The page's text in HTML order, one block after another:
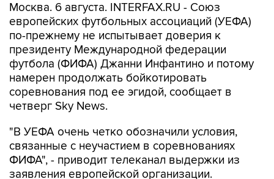
Москва. 6 августа. INTERFAX.RU - Союз
европейских футбольных ассоциаций (УЕФА)
по-прежнему не испытывает доверия к
президенту Международной федерации
футбола (ФИФА) Джанни Инфантино и потому
намерен продолжать бойкотировать
соревнования под ее эгидой, сообщает в
четверг Sky News.
"В УЕФА очень четко обозначили условия,
связанные с неучастием в соревнованиях
ФИФА", - приводит телеканал выдержки из
заявления европейской организации.